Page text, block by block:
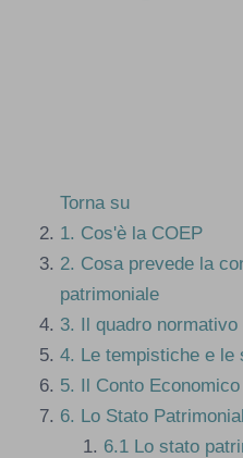
Torna su
1. Cos'è la COEP
2. Cosa prevede la
patrimoniale
3. Il quadro
4. Le tempistiche e le
5. Il Conto Economico
6. Lo Stato
6.1 Lo stato